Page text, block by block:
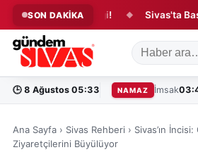
SON DAKİKA
Yangın Paniği! ◆ Sivas'ta Basın
🕒 8 Ağustos 05:33 NAMAZ İmsak
Ana Sayfa › Sivas Rehberi › Sivas’ın
Ziyaretçilerini Büyülüyor